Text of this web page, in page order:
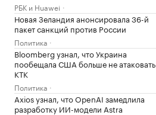
РБК и Huawei
Новая Зеландия анонсировала 36-й
пакет санкций против России
Политика
Bloomberg узнал, что Украина
пообещала США больше не атаковать
КТК
Политика
Axios узнал, что OpenAI замедлила
разработку ИИ-модели Astra